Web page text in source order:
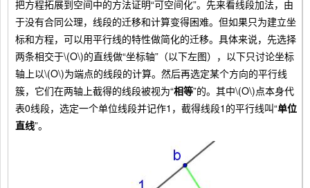
把方程拓展到空间中的方法证明“可空间化”。先来看线段加法，由
于没有合同公理，线段的迁移和计算变得困难。但如果只为建立坐
标和方程，可以用平行线的特性做简化的迁移。具体来说，先选择
两条相交于\(O\)的直线做“坐标轴”（以下左图），以下只讨论坐标
轴上以\(O\)为端点的线段的计算。然后再选定某个方向的平行线
簇，它们在两轴上截得的线段被视为“相等”的。其中\(O\)点本身代
表0线段，选定一个单位线段并记作1，截得线段1的平行线叫“单位
直线”。